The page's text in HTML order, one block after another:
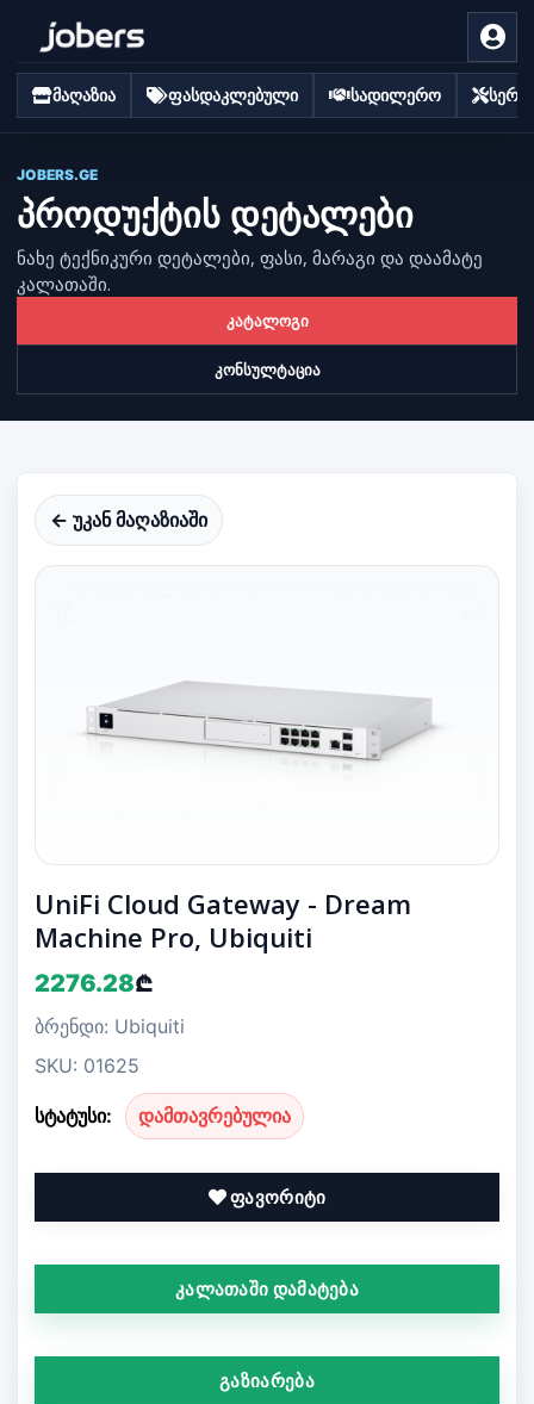
მაღაზია ფასდაკლებული სადილერო
JOBERS.GE
პროდუქტის დეტალები
ნახე ტექნიკური დეტალები, ფასი, მარაგი და დაამატე
კალათაში.
კატალოგი
კონსულტაცია
← უკან მაღაზიაში
UniFi Cloud Gateway - Dream
Machine Pro, Ubiquiti
2276.28₾
ბრენდი: Ubiquiti
SKU: 01625
სტატუსი: დამთავრებულია
ფავორიტი
კალათაში დამატება
გაზიარება